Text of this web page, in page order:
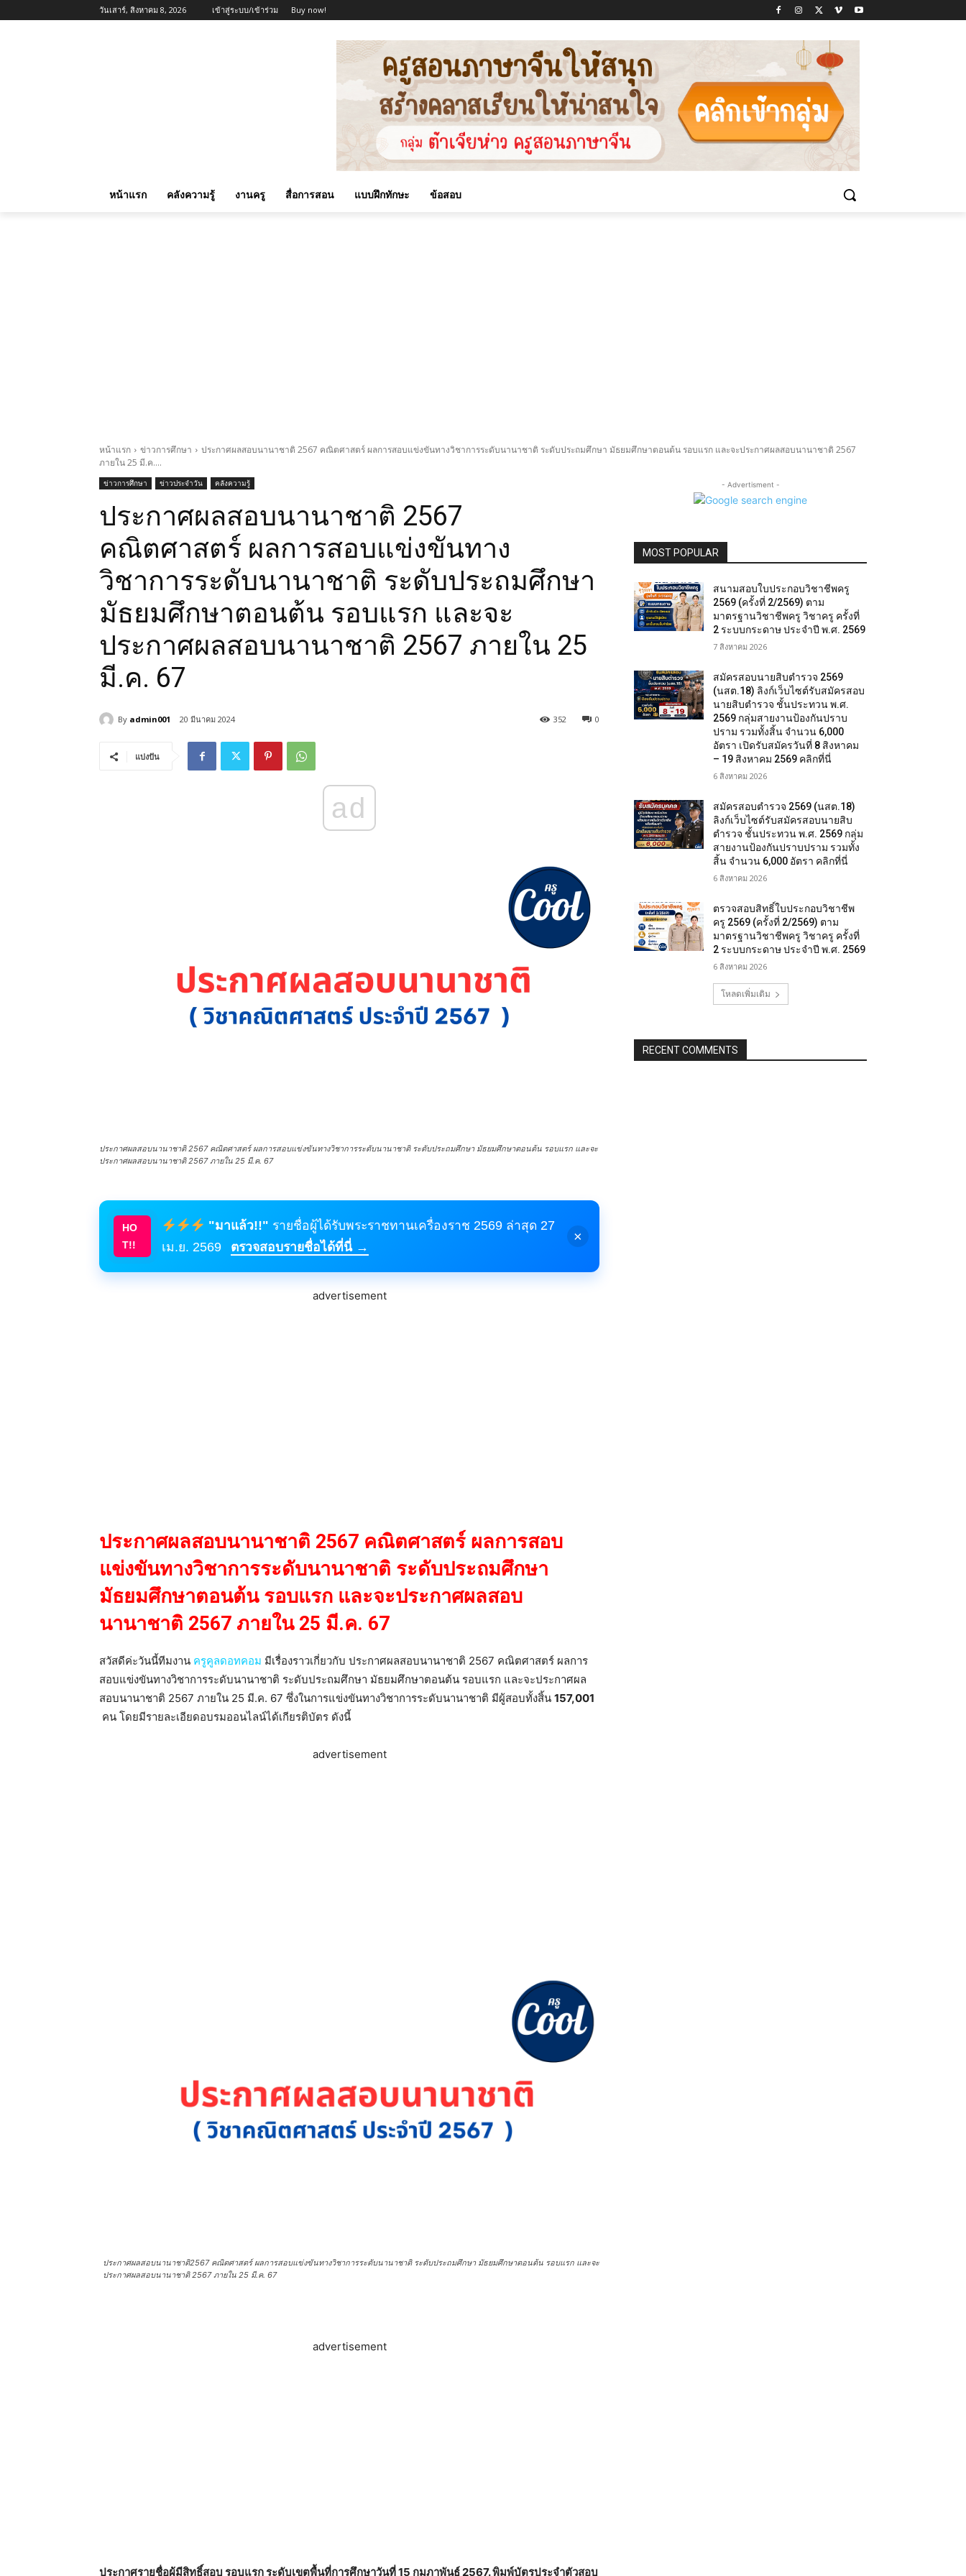
วันเสาร์, สิงหาคม 8, 2026 เข้าสู่ระบบ/เข้าร่วม Buy now!
หน้าแรก คลังความรู้ งานครู สื่อการสอน แบบฝึกทักษะ ข้อสอบ
หน้าแรก ข่าวการศึกษา
ประกาศผลสอบนานาชาติ 2567 คณิตศาสตร์ ผลการสอบแข่งขันทางวิชาการระดับนานาชาติ ระดับประถมศึกษา มัธยมศึกษาตอนต้น รอบแรก และจะประกาศผลสอบนานาชาติ 2567
ภายใน 25 มี.ค....
ข่าวการศึกษา ข่าวประจำวัน คลังความรู้
ประกาศผลสอบนานาชาติ 2567
คณิตศาสตร์ ผลการสอบแข่งขันทาง
วิชาการระดับนานาชาติ ระดับประถมศึกษา
มัธยมศึกษาตอนต้น รอบแรก และจะ
ประกาศผลสอบนานาชาติ 2567 ภายใน 25
มี.ค. 67
By admin001 20 มีนาคม 2024 0
352
แบ่งปัน
ad
ประกาศผลสอบนานาชาติ 2567 คณิตศาสตร์ ผลการสอบแข่งขันทางวิชาการระดับนานาชาติ ระดับประถมศึกษา มัธยมศึกษาตอนต้น รอบแรก และจะ
ประกาศผลสอบนานาชาติ 2567 ภายใน 25 มี.ค. 67
HO
T!!
"มาแล้ว!!" รายชื่อผู้ได้รับพระราชทานเครื่องราช 2569 ล่าสุด 27
เม.ย. 2569
ตรวจสอบรายชื่อได้ที่นี่ →
×
advertisement
ประกาศผลสอบนานาชาติ 2567 คณิตศาสตร์ ผลการสอบ
แข่งขันทางวิชาการระดับนานาชาติ ระดับประถมศึกษา
มัธยมศึกษาตอนต้น รอบแรก และจะประกาศผลสอบ
นานาชาติ 2567 ภายใน 25 มี.ค. 67
สวัสดีค่ะวันนี้ทีมงาน ครูคูลดอทคอม มีเรื่องราวเกี่ยวกับ ประกาศผลสอบนานาชาติ 2567 คณิตศาสตร์ ผลการ
สอบแข่งขันทางวิชาการระดับนานาชาติ ระดับประถมศึกษา มัธยมศึกษาตอนต้น รอบแรก และจะประกาศผล
สอบนานาชาติ 2567 ภายใน 25 มี.ค. 67 ซึ่งในการแข่งขันทางวิชาการระดับนานาชาติ มีผู้สอบทั้งสิ้น 157,001
คน โดยมีรายละเอียดอบรมออนไลน์ได้เกียรติบัตร ดังนี้
advertisement
ประกาศผลสอบนานาชาติ2567 คณิตศาสตร์ ผลการสอบแข่งขันทางวิชาการระดับนานาชาติ ระดับประถมศึกษา มัธยมศึกษาตอนต้น รอบแรก และจะ
ประกาศผลสอบนานาชาติ 2567 ภายใน 25 มี.ค. 67
advertisement
ประกาศรายชื่อผู้มีสิทธิ์สอบ รอบแรก ระดับเขตพื้นที่การศึกษาวันที่ 15 กุมภาพันธ์ 2567. พิมพ์บัตรประจำตัวสอบ
- Advertisment -
MOST POPULAR
สนามสอบใบประกอบวิชาชีพครู
2569 (ครั้งที่ 2/2569) ตาม
มาตรฐานวิชาชีพครู วิชาครู ครั้งที่
2 ระบบกระดาษ ประจำปี พ.ศ. 2569
7 สิงหาคม 2026
สมัครสอบนายสิบตำรวจ 2569
(นสต.18) ลิงก์เว็บไซต์รับสมัครสอบ
นายสิบตำรวจ ชั้นประทวน พ.ศ.
2569 กลุ่มสายงานป้องกันปราบ
ปราม รวมทั้งสิ้น จำนวน 6,000
อัตรา เปิดรับสมัครวันที่ 8 สิงหาคม
– 19 สิงหาคม 2569 คลิกที่นี่
6 สิงหาคม 2026
สมัครสอบตํารวจ 2569 (นสต.18)
ลิงก์เว็บไซต์รับสมัครสอบนายสิบ
ตำรวจ ชั้นประทวน พ.ศ. 2569 กลุ่ม
สายงานป้องกันปราบปราม รวมทั้ง
สิ้น จำนวน 6,000 อัตรา คลิกที่นี่
6 สิงหาคม 2026
ตรวจสอบสิทธิ์ใบประกอบวิชาชีพ
ครู 2569 (ครั้งที่ 2/2569) ตาม
มาตรฐานวิชาชีพครู วิชาครู ครั้งที่
2 ระบบกระดาษ ประจำปี พ.ศ. 2569
6 สิงหาคม 2026
โหลดเพิ่มเติม
RECENT COMMENTS